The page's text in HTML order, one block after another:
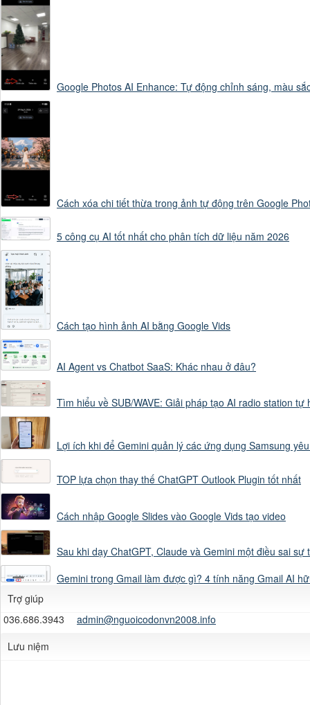
trang phục
vóc dáng
chiều cao
tỷ lệ cơ thể
phong cách hoạt
phụ kiện
Không được thay
Nhân vật phải có
hiện trong một bộ
PHONG CÁCH HÌNH
Disney Pixar 3D
Highly detailed
Google Photos AI Enhance: Tự động chỉnh sáng, màu
Cách xóa chi tiết thừa trong ảnh tự động trên Google
5 công cụ AI tốt nhất cho phân tích dữ liệu năm 2026
Cách tạo hình ảnh AI bằng Google Vids
AI Agent vs Chatbot SaaS: Khác nhau ở đâu?
Tìm hiểu về SUB/WAVE: Giải pháp tạo AI radio station
Lợi ích khi để Gemini quản lý các ứng dụng Samsung
TOP lựa chọn thay thế ChatGPT Outlook Plugin tốt nhất
Cách nhập Google Slides vào Google Vids tạo video
Sau khi dạy ChatGPT, Claude và Gemini một điều sai
Gemini trong Gmail làm được gì? 4 tính năng Gmail AI
Trợ giúp
036.686.3943
admin@nguoicodonvn2008.info
Lưu niệm